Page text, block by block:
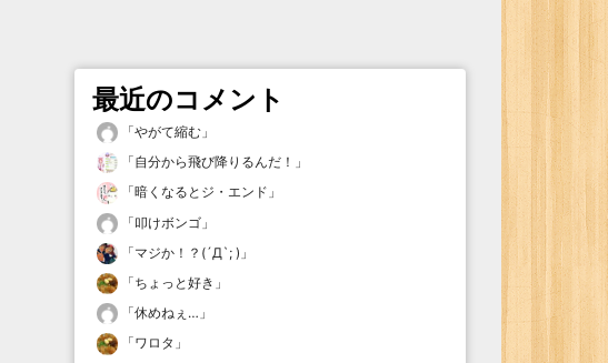
最近のコメント
「やがて縮む 」
「自分から飛び降りるんだ！ 」
「暗くなるとジ・エンド 」
「叩けボンゴ 」
「マジか！？(´Д`; ) 」
「ちょっと好き 」
「休めねぇ… 」
「ワロタ 」